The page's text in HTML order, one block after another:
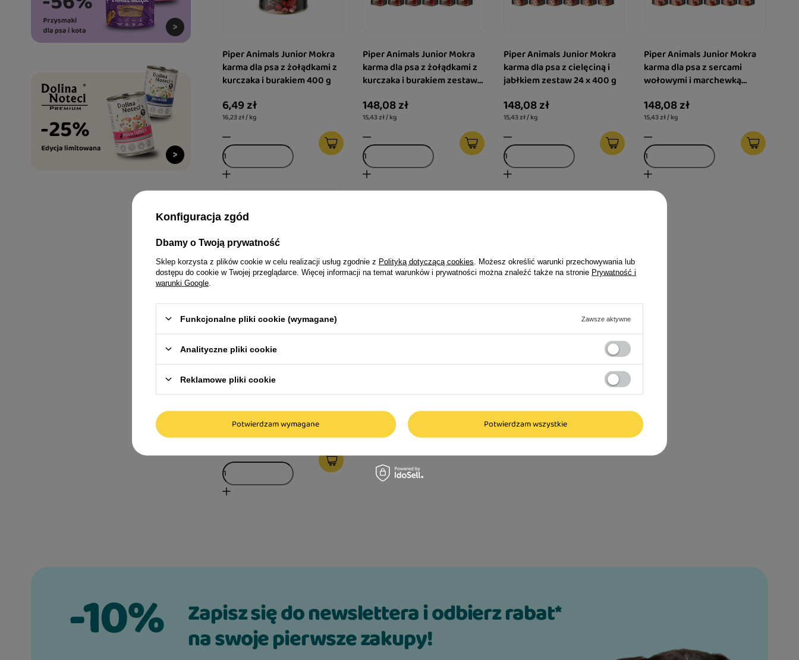
Piper Animals Junior Mokra
karma dla psa z żołądkami z
kurczaka i burakiem 400 g
6,49 zł
16,23 zł / kg
Piper Animals Junior Mokra
karma dla psa z żołądkami z
kurczaka i burakiem zestaw
148,08 zł
15,43 zł / kg
Piper Animals Junior Mokra
karma dla psa z cielęciną i
jabłkiem zestaw 24 x 400 g
148,08 zł
15,43 zł / kg
Piper Animals Junior Mokra
karma dla psa z sercami
wołowymi i marchewką
148,08 zł
15,43 zł / kg
karma dla psa mix smaków 24
x 400 g
133,19 zł
dni przed wprowadzeniem obniżki:
125,79 zł+5%
Cena regularna:147,99 zł-10%
-10% Zapisz się do newslettera i odbierz rabat*
na swoje pierwsze zakupy!
Konfiguracja zgód
Dbamy o Twoją prywatność
Sklep korzysta z plików cookie w celu realizacji usług zgodnie z Polityką dotyczącą cookies . Możesz określić warunki przechowywania lub
dostępu do cookie w Twojej przeglądarce. Więcej informacji na temat warunków i prywatności można znaleźć także na stronie Prywatność i
warunki Google
Funkcjonalne pliki cookie (wymagane) Zawsze aktywne
Analityczne pliki cookie
Reklamowe pliki cookie
Potwierdzam wymagane Potwierdzam wszystkie